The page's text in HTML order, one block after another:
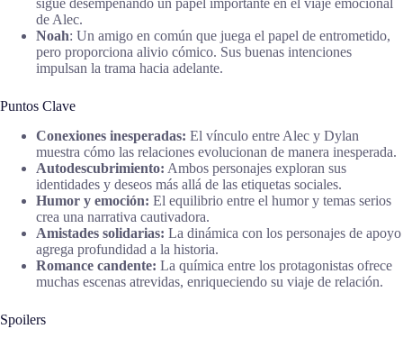
de Alec.
Noah: Un amigo en común que juega el papel de entrometido,
pero proporciona alivio cómico. Sus buenas intenciones
impulsan la trama hacia adelante.
Puntos Clave
Conexiones inesperadas: El vínculo entre Alec y Dylan
muestra cómo las relaciones evolucionan de manera inesperada.
Autodescubrimiento: Ambos personajes exploran sus
identidades y deseos más allá de las etiquetas sociales.
Humor y emoción: El equilibrio entre el humor y temas serios
crea una narrativa cautivadora.
Amistades solidarias: La dinámica con los personajes de apoyo
agrega profundidad a la historia.
Romance candente: La química entre los protagonistas ofrece
muchas escenas atrevidas, enriqueciendo su viaje de relación.
Spoilers